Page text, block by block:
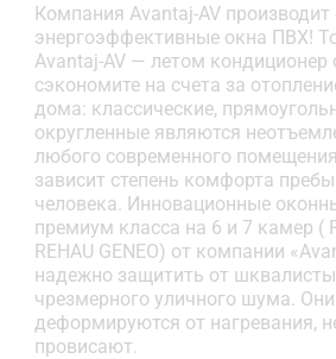
Компания Avantaj-AV
энергоэффективные окна ПВХ!
Avantaj-AV — летом кондиционер
сэкономите на счета за
дома: классические,
округленные являются
любого современного
зависит степень комфорта
человека. Инновационные
премиум класса на 6 и 7 камер (
REHAU GENEO) от компании
надежно защитить от
чрезмерного уличного шума.
деформируются от нагревания,
провисают.